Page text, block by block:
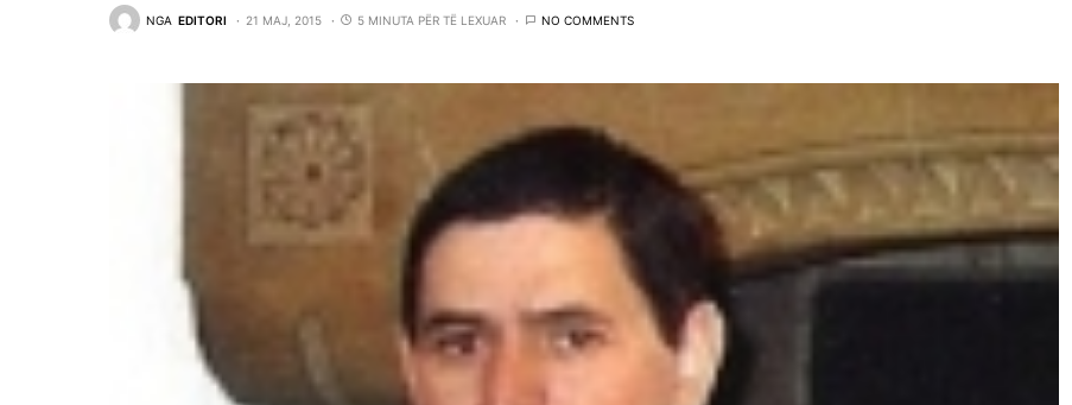
NGA EDITORI 21 MAJ, 2015 5 MINUTA PËR TË LEXUAR NO COMMENTS